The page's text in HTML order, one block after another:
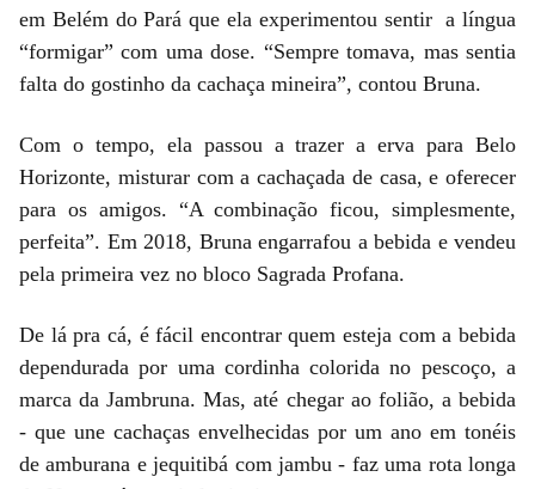
em Belém do Pará que ela experimentou sentir a língua
“formigar” com uma dose. “Sempre tomava, mas sentia
falta do gostinho da cachaça mineira”, contou Bruna.
Com o tempo, ela passou a trazer a erva para Belo
Horizonte, misturar com a cachaçada de casa, e oferecer
para os amigos. “A combinação ficou, simplesmente,
perfeita”. Em 2018, Bruna engarrafou a bebida e vendeu
pela primeira vez no bloco Sagrada Profana.
De lá pra cá, é fácil encontrar quem esteja com a bebida
dependurada por uma cordinha colorida no pescoço, a
marca da Jambruna. Mas, até chegar ao folião, a bebida
- que une cachaças envelhecidas por um ano em tonéis
de amburana e jequitibá com jambu - faz uma rota longa